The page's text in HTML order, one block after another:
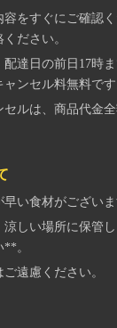
をすぐにご確認
ださい。
達日の前日17時
ンセル料無料です
ルは、商品代金
い食材がございま
涼しい場所に保管
。
遠慮ください。